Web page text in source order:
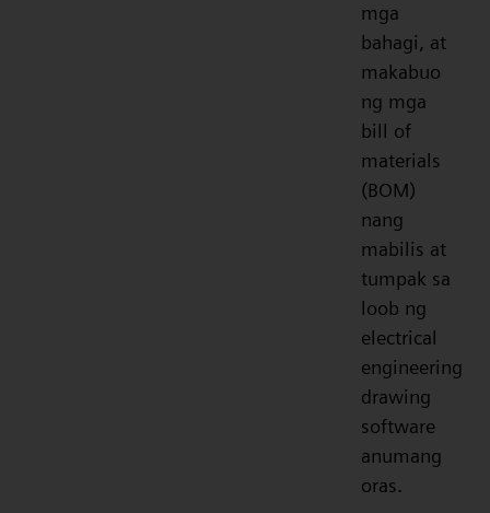
mga
bahagi, at
makabuo
ng mga
bill of
materials
(BOM)
nang
mabilis at
tumpak sa
loob ng
electrical
engineering
drawing
software
anumang
oras.